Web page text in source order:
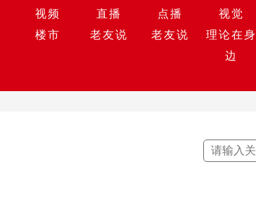
视频 直播 点播 视觉
楼市 老友说 老友说
理论在身
边